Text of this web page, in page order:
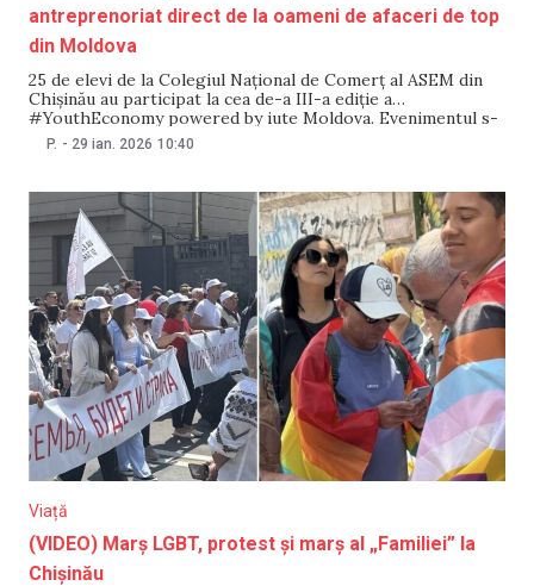
antreprenoriat direct de la oameni de afaceri de top
din Moldova
25 de elevi de la Colegiul Național de Comerț al ASEM din
Chișinău au participat la cea de-a III-a ediție a
#YouthEconomy powered by iute Moldova. Evenimentul s-
a desfășurat de Ziua Internațională a Educației și a implicat
P. - 29 ian. 2026 10:40
Viață
(VIDEO) Marș LGBT, protest și marș al „Familiei” la
Chișinău